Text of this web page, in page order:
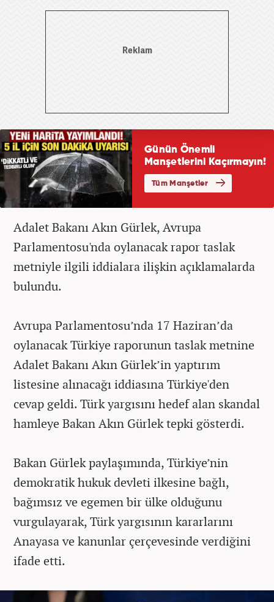
Adalet Bakanı Akın Gürlek, Avrupa
Parlamentosu'nda oylanacak rapor taslak
metniyle ilgili iddialara ilişkin açıklamalarda
bulundu.
Avrupa Parlamentosu’nda 17 Haziran’da
oylanacak Türkiye raporunun taslak metnine
Adalet Bakanı Akın Gürlek’in yaptırım
listesine alınacağı iddiasına Türkiye'den
cevap geldi. Türk yargısını hedef alan skandal
hamleye Bakan Akın Gürlek tepki gösterdi.
Bakan Gürlek paylaşımında, Türkiye’nin
demokratik hukuk devleti ilkesine bağlı,
bağımsız ve egemen bir ülke olduğunu
vurgulayarak, Türk yargısının kararlarını
Anayasa ve kanunlar çerçevesinde verdiğini
ifade etti.